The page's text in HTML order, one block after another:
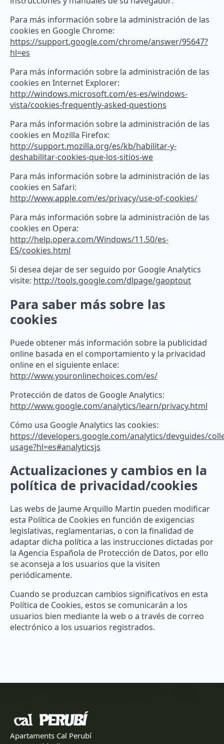
Para más información sobre la administración de las
cookies en Google Chrome:
https://support.google.com/chrome/answer/95647?
hl=es
Para más información sobre la administración de las
cookies en Internet Explorer:
http://windows.microsoft.com/es-es/windows-
vista/cookies-frequently-asked-questions
Para más información sobre la administración de las
cookies en Mozilla Firefox:
http://support.mozilla.org/es/kb/habilitar-y-
deshabilitar-cookies-que-los-sitios-we
Para más información sobre la administración de las
cookies en Safari:
http://www.apple.com/es/privacy/use-of-cookies/
Para más información sobre la administración de las
cookies en Opera:
http://help.opera.com/Windows/11.50/es-
ES/cookies.html
Si desea dejar de ser seguido por Google Analytics
visite: http://tools.google.com/dlpage/gaoptout
Para saber más sobre las
cookies
Puede obtener más información sobre la publicidad
online basada en el comportamiento y la privacidad
online en el siguiente enlace:
http://www.youronlinechoices.com/es/
Protección de datos de Google Analytics:
http://www.google.com/analytics/learn/privacy.html
Cómo usa Google Analytics las cookies:
https://developers.google.com/analytics/devguides/
usage?hl=es#analyticsjs
Actualizaciones y cambios en la
política de privacidad/cookies
Las webs de Jaume Arquillo Martin pueden modificar
esta Política de Cookies en función de exigencias
legislativas, reglamentarias, o con la finalidad de
adaptar dicha política a las instrucciones dictadas por
la Agencia Española de Protección de Datos, por ello
se aconseja a los usuarios que la visiten
periódicamente.
Cuando se produzcan cambios significativos en esta
Política de Cookies, estos se comunicarán a los
usuarios bien mediante la web o a través de correo
electrónico a los usuarios registrados.
Apartaments Cal Perubí